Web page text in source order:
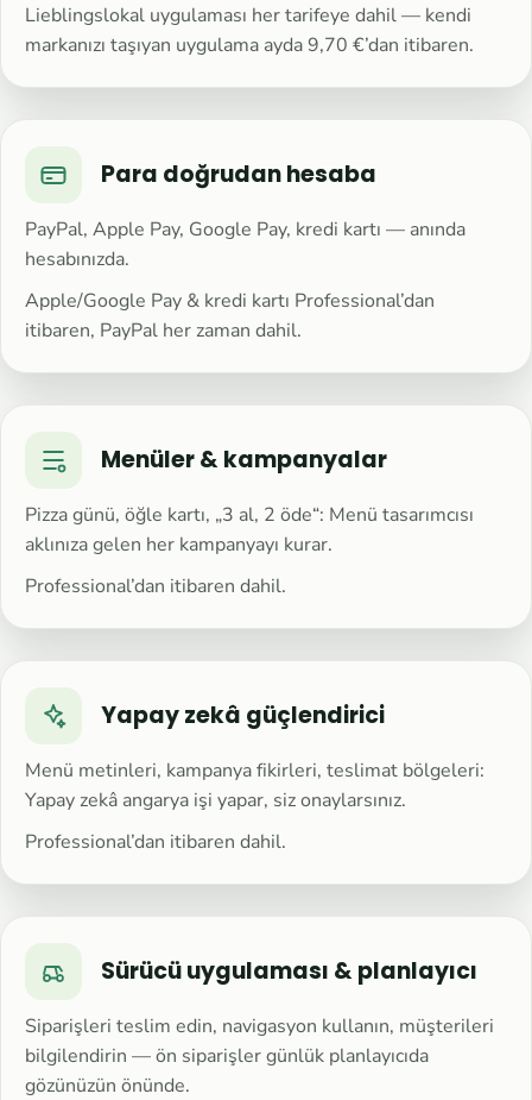
Lieblingslokal uygulaması her tarifeye dahil — kendi
markanızı taşıyan uygulama ayda 9,70 €’dan itibaren.
Para doğrudan hesaba
PayPal, Apple Pay, Google Pay, kredi kartı — anında
hesabınızda.
Apple/Google Pay & kredi kartı Professional’dan
itibaren, PayPal her zaman dahil.
Menüler & kampanyalar
Pizza günü, öğle kartı, „3 al, 2 öde“: Menü tasarımcısı
aklınıza gelen her kampanyayı kurar.
Professional’dan itibaren dahil.
Yapay zekâ güçlendirici
Menü metinleri, kampanya fikirleri, teslimat bölgeleri:
Yapay zekâ angarya işi yapar, siz onaylarsınız.
Professional’dan itibaren dahil.
Sürücü uygulaması & planlayıcı
Siparişleri teslim edin, navigasyon kullanın, müşterileri
bilgilendirin — ön siparişler günlük planlayıcıda
gözünüzün önünde.